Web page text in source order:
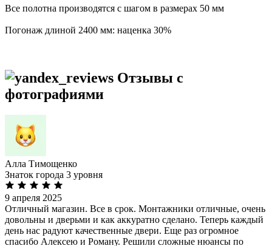
Все полотна производятся с шагом в размерах 50 мм
Погонаж длиной 2400 мм: наценка 30%
Отзывы с
фотографиями
Алла Тимощенко
Знаток города 3 уровня
9 апреля 2025
Отличный магазин. Все в срок. Монтажники отличные, очень
довольны и дверьми и как аккуратно сделано. Теперь каждый
день нас радуют качественные двери. Еще раз огромное
спасибо Алексею и Роману. Решили сложные нюансы по